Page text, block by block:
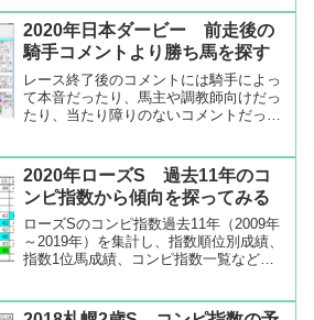
（125）、ショウナンラプンタ（121）の
順...
2020年日本ダービー 前走後の
騎手コメントより勝ち馬を探す
レース終了後のコメントには騎手によっ
て本音だったり、馬主や調教師向けだっ
たり、当たり障りのないコメントだった
本音に近いので、次のレースの参考にな
ります。そこで、レース後...
2020年ローズS 過去11年のコ
ンピ指数から傾向を探ってみる
ローズSのコンピ指数過去11年（2009年
～2019年）を集計し、指数順位別成績、
指数1位馬成績、コンピ指数一覧などを
位、2位、6位、15位がいいです。指数15